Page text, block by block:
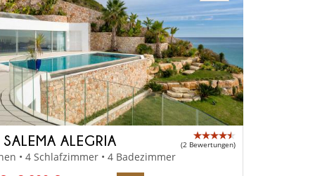
ALEGRIA (2 Bewertungen)
• 4 Schlafzimmer • 4 Badezimmer